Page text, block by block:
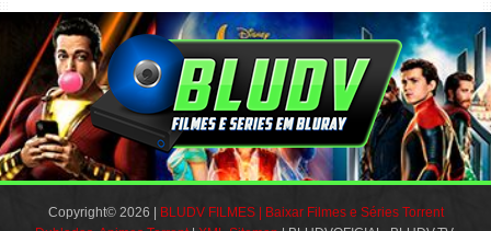
Copyright© 2026 | BLUDV FILMES | Baixar Filmes e Séries Torrent